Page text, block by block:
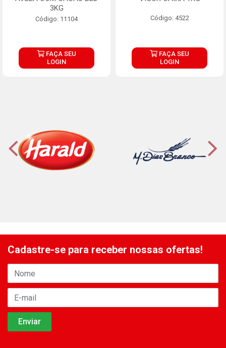
3KG
Código: 11104
FAÇA SEU
LOGIN
Código: 4522
FAÇA SEU
LOGIN
Cadastre-se para receber nossas ofertas!